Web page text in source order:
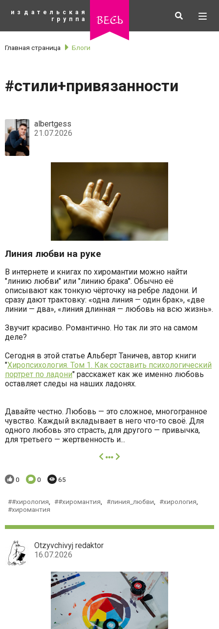
основному
издательская
группа
весь Искать
рубрики
Главная страница Блоги
#стили+привязанности
albertgess
21.07.2026
Линия любви на руке
В интернете и книгах по хиромантии можно найти
"линию любви" или "линию брака". Обычно её
описывают как тонкую чёрточку на ребре ладони. И
сразу дают трактовку: «одна линия — один брак», «две
линии — два», «линия длинная — любовь на всю жизнь».
Звучит красиво. Романтично. Но так ли это на самом
деле?
Сегодня в этой статье Альберт Таничев, автор книги
"Хиропсихология. Том 1. Как составить психологический
портрет по ладони" расскажет как же именно любовь
оставляет следы на наших ладонях.
Давайте честно. Любовь — это сложное, многогранное
чувство. Каждый вкладывает в него что-то своё. Для
одного любовь это страсть, для другого — привычка,
для третьего — жертвенность и...
далее
Понравилось:
0 Комментариев:
0 Просмотров:
65
#хирология #хиромантия линия_любви хирология
хиромантия
Otzyvchivyj redaktor
16.07.2026